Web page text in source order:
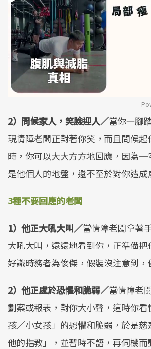
2）問候家人，笑臉迎人／當你一腳
現情障老闆正對著你笑，而且問候
時，你可以大大方方地回應，因為─
是他個人的地盤，還不至於對你造成
3種不要回應的老闆
1）他正大吼大叫／當情障老闆拿著
大吼大叫，遠遠地看到你，正準備把
好識時務者為俊傑，假裝沒注意到，
2）他正處於恐懼和脆弱／當情障老
劃案或報表，對你大小聲，這時你看
孩／小女孩」的恐懼和脆弱，於是
他的指教」，並暫時不語，再伺機而